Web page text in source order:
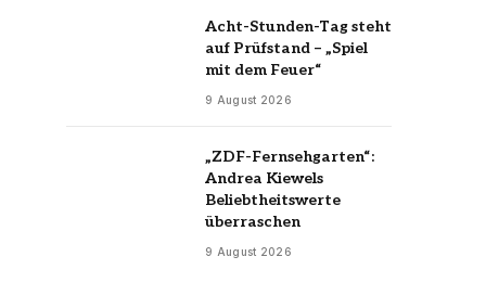
Acht-Stunden-Tag steht
auf Prüfstand – „Spiel
mit dem Feuer“
9 August 2026
„ZDF-Fernsehgarten“:
Andrea Kiewels
Beliebtheitswerte
überraschen
9 August 2026